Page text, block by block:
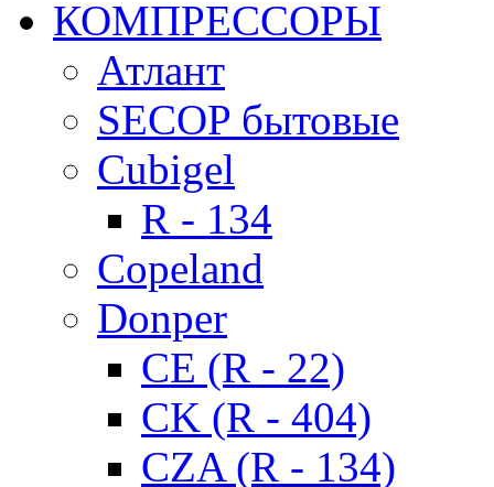
КОМПРЕССОРЫ
Атлант
SECOP бытовые
Cubigel
R - 134
Copeland
Donper
CE (R - 22)
CK (R - 404)
CZA (R - 134)